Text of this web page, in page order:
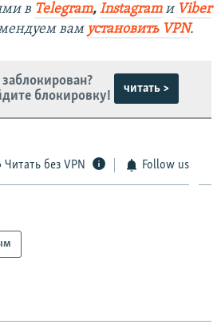
в Telegram, Instagramи Viber
вам установить VPN.
блокировку!
читать >
Читать без VPN Follow us